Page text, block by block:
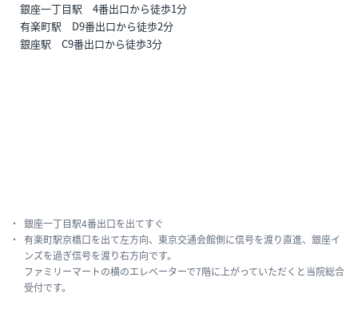
銀座一丁目駅 4番出口から徒歩1分
有楽町駅 D9番出口から徒歩2分
銀座駅 C9番出口から徒歩3分
銀座一丁目駅4番出口を出てすぐ
有楽町駅京橋口を出て左方向、東京交通会館側に信号を渡り直進、銀座イ
ンズを過ぎ信号を渡り右方向です。
ファミリーマートの横のエレベーターで7階に上がっていただくと当院総合
受付です。